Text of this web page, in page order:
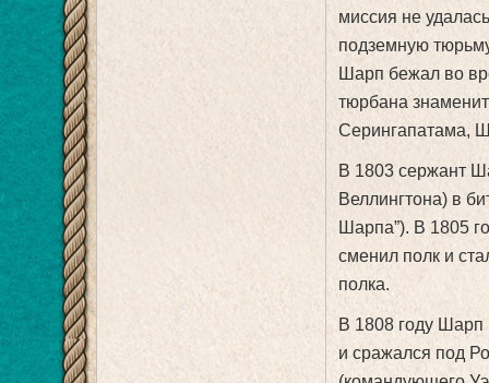
миссия не
подземную
Шарп бежал во
тюрбана
Серингапатама,
В 1803 сержант
Веллингтона) в
Шарпа”). В 1805
сменил полк и
полка.
В 1808 году Шарп
и сражался под